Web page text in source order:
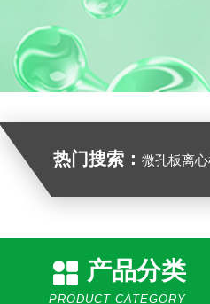
热门搜索： 微孔板离心机，恒温金属浴，多管
产品分类
PRODUCT CATEGORY